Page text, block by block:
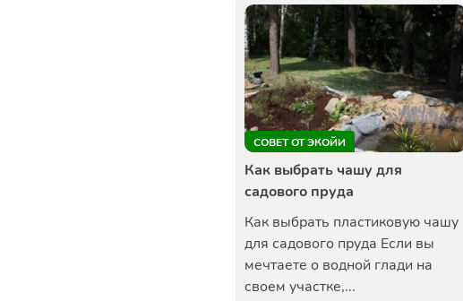
СОВЕТ ОТ ЭКОЙИ
Как выбрать чашу для
садового пруда
Как выбрать пластиковую чашу
для садового пруда Если вы
мечтаете о водной глади на
своем участке,...